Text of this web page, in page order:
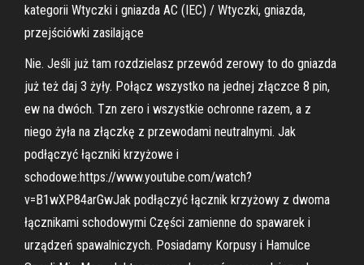
kategorii Wtyczki i gniazda AC (IEC) / Wtyczki, gniazda,
przejściówki zasilające
Nie. Jeśli już tam rozdzielasz przewód zerowy to do gniazda
już też daj 3 żyły. Połącz wszystko na jednej złączce 8 pin,
ew na dwóch. Tzn zero i wszystkie ochronne razem, a z
niego żyła na złączkę z przewodami neutralnymi. Jak
podłączyć łączniki krzyżowe i
schodowe:https://www.youtube.com/watch?
v=B1wXP84arGwJak podłączyć łącznik krzyżowy z dwoma
łącznikami schodowymi Części zamienne do spawarek i
urządzeń spawalniczych. Posiadamy Korpusy i Hamulce